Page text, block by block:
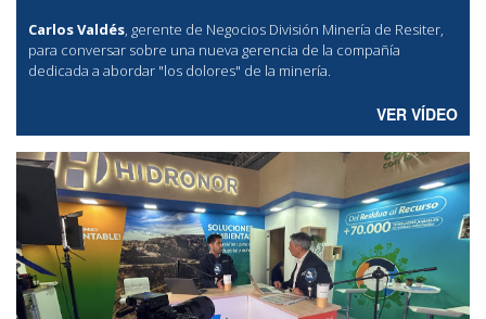
Carlos Valdés, gerente de Negocios División Minería de Resiter,
para conversar sobre una nueva gerencia de la compañía
dedicada a abordar "los dolores" de la minería.
VER VÍDEO